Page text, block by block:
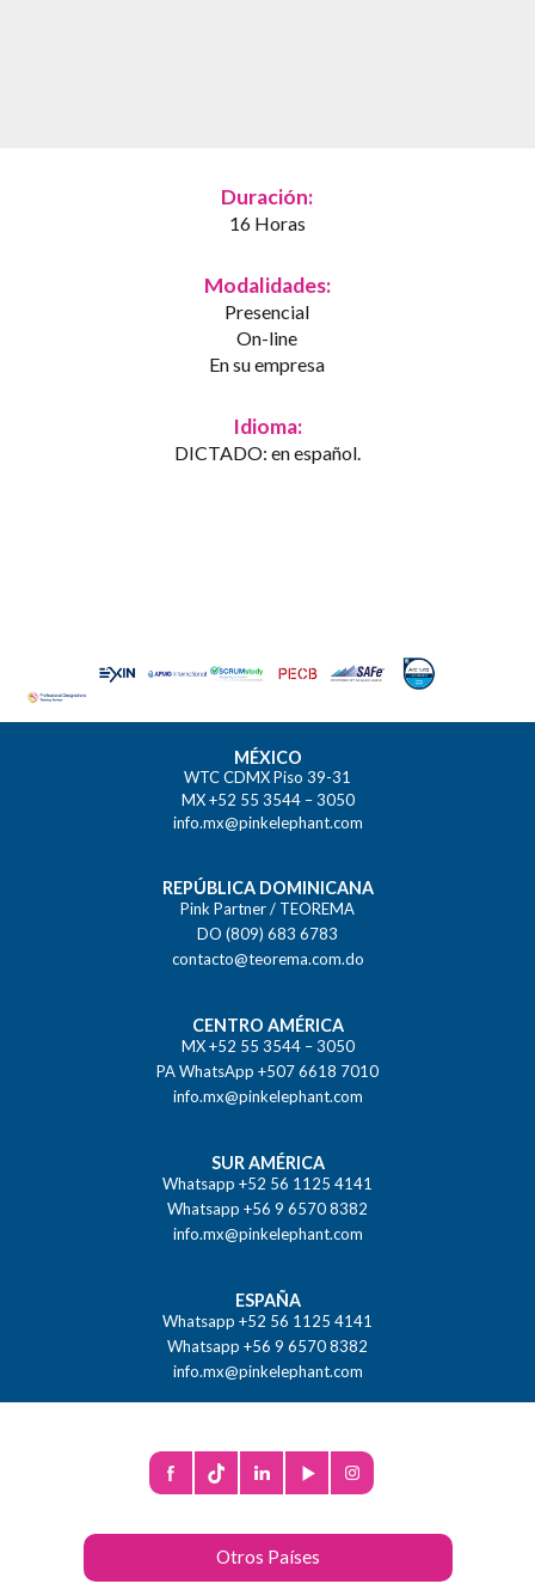
Duración:
16 Horas
Modalidades:
Presencial
On-line
En su empresa
Idioma:
DICTADO: en español.
MÉXICO
WTC CDMX Piso 39-31
MX +52 55 3544 – 3050
info.mx@pinkelephant.com
REPÚBLICA DOMINICANA
Pink Partner / TEOREMA
DO (809) 683 6783
contacto@teorema.com.do
CENTRO AMÉRICA
MX +52 55 3544 – 3050
PA WhatsApp +507 6618 7010
info.mx@pinkelephant.com
SUR AMÉRICA
Whatsapp +52 56 1125 4141
Whatsapp +56 9 6570 8382
info.mx@pinkelephant.com
ESPAÑA
Whatsapp +52 56 1125 4141
Whatsapp +56 9 6570 8382
info.mx@pinkelephant.com
Otros Países